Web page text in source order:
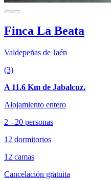
Finca La Beata
Valdepeñas de Jaén
(3)
A 11.6 Km de Jabalcuz.
Alojamiento entero
2 - 20 personas
12 dormitorios
12 camas
Cancelación gratuita